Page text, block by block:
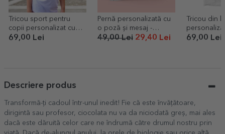
Tricou sport pentru
copii personalizat cu
poză portret
69,00 Lei
Pernă personalizată cu
o poză și mesaj -
FRIENDS
49,00 Lei29,40 Lei
Tricou din
Coffee
69,00 Lei
Descriere produs
Transformă-ți cadoul într-unul inedit! Fie că este învățătoare,
dirigintă sau profesor, ciocolata nu va da niciodată greș, mai ales
dacă este dăruită celor care ne îndrumă către drumul nostru prin